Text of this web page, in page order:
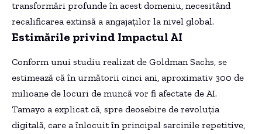
transformări profunde în acest domeniu, necesitând
recalificarea extinsă a angajaților la nivel global.
Estimările privind Impactul AI
Conform unui studiu realizat de Goldman Sachs, se
estimează că în următorii cinci ani, aproximativ 300 de
milioane de locuri de muncă vor fi afectate de AI.
Tamayo a explicat că, spre deosebire de revoluția
digitală, care a înlocuit în principal sarcinile repetitive,